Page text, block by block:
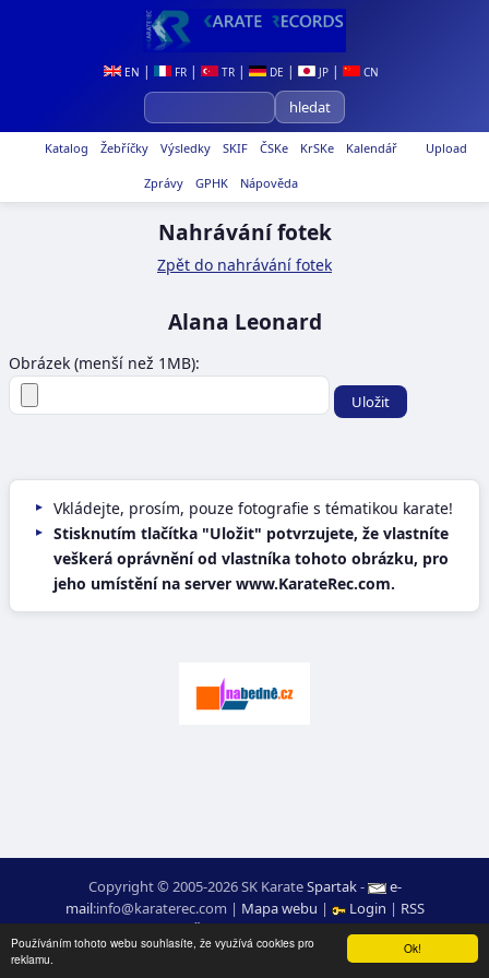
Ok!
Používáním tohoto webu souhlasíte, že využívá cookies pro
reklamu.
EN | FR | TR | DE | JP | CN
Upload
Katalog Žebříčky Výsledky SKIF ČSKe KrSKe Kalendář
Zprávy GPHK Nápověda
Nahrávání fotek
Zpět do nahrávání fotek
Alana Leonard
Obrázek (menší než 1MB):
Vkládejte, prosím, pouze fotografie s tématikou karate!
Stisknutím tlačítka "Uložit" potvrzujete, že vlastníte
veškerá oprávnění od vlastníka tohoto obrázku, pro
jeho umístění na server www.KarateRec.com.
Copyright © 2005-2026 SK KarateSpartak-
e-
mail:moc.ceretarak@ofni | Mapa webu | Login | RSS
webdesign:Ing. Pavel Švojgr,výsledky karate: Mgr. Jiří Kotala